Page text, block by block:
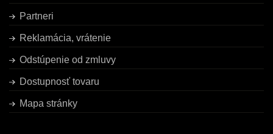
Partneri
Reklamácia, vrátenie
Odstúpenie od zmluvy
Dostupnosť tovaru
Mapa stránky